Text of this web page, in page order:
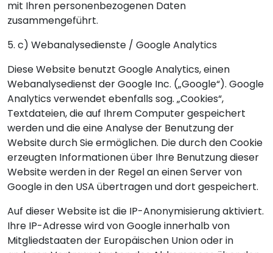
mit Ihren personenbezogenen Daten
zusammengeführt.
5. c) Webanalysedienste / Google Analytics
Diese Website benutzt Google Analytics, einen
Webanalysedienst der Google Inc. („Google“). Google
Analytics verwendet ebenfalls sog. „Cookies“,
Textdateien, die auf Ihrem Computer gespeichert
werden und die eine Analyse der Benutzung der
Website durch Sie ermöglichen. Die durch den Cookie
erzeugten Informationen über Ihre Benutzung dieser
Website werden in der Regel an einen Server von
Google in den USA übertragen und dort gespeichert.
Auf dieser Website ist die IP-Anonymisierung aktiviert.
Ihre IP-Adresse wird von Google innerhalb von
Mitgliedstaaten der Europäischen Union oder in